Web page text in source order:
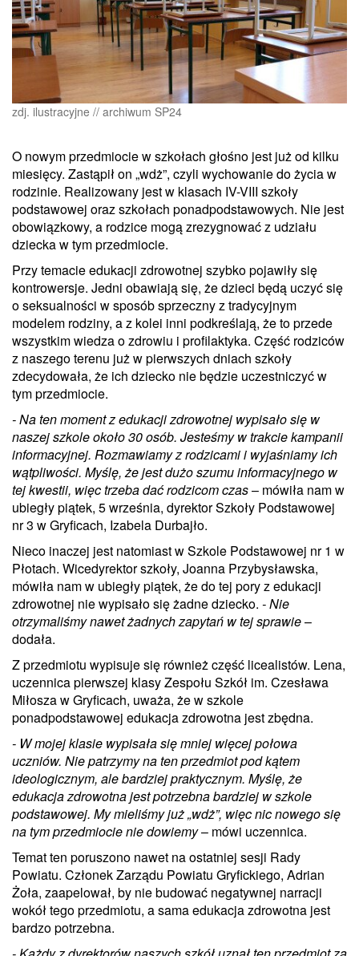
zdj. ilustracyjne // archiwum SP24
O nowym przedmiocie w szkołach głośno jest już od kilku
miesięcy. Zastąpił on „wdż”, czyli wychowanie do życia w
rodzinie. Realizowany jest w klasach IV-VIII szkoły
podstawowej oraz szkołach ponadpodstawowych. Nie jest
obowiązkowy, a rodzice mogą zrezygnować z udziału
dziecka w tym przedmiocie.
Przy temacie edukacji zdrowotnej szybko pojawiły się
kontrowersje. Jedni obawiają się, że dzieci będą uczyć się
o seksualności w sposób sprzeczny z tradycyjnym
modelem rodziny, a z kolei inni podkreślają, że to przede
wszystkim wiedza o zdrowiu i profilaktyka. Część rodziców
z naszego terenu już w pierwszych dniach szkoły
zdecydowała, że ich dziecko nie będzie uczestniczyć w
tym przedmiocie.
- Na ten moment z edukacji zdrowotnej wypisało się w
naszej szkole około 30 osób. Jesteśmy w trakcie kampanii
informacyjnej. Rozmawiamy z rodzicami i wyjaśniamy ich
wątpliwości. Myślę, że jest dużo szumu informacyjnego w
tej kwestii, więc trzeba dać rodzicom czas– mówiła nam w
ubiegły piątek, 5 września, dyrektor Szkoły Podstawowej
nr 3 w Gryficach, Izabela Durbajło.
Nieco inaczej jest natomiast w Szkole Podstawowej nr 1 w
Płotach. Wicedyrektor szkoły, Joanna Przybysławska,
mówiła nam w ubiegły piątek, że do tej pory z edukacji
zdrowotnej nie wypisało się żadne dziecko. - Nie
otrzymaliśmy nawet żadnych zapytań w tej sprawie–
dodała.
Z przedmiotu wypisuje się również część licealistów. Lena,
uczennica pierwszej klasy Zespołu Szkół im. Czesława
Miłosza w Gryficach, uważa, że w szkole
ponadpodstawowej edukacja zdrowotna jest zbędna.
- W mojej klasie wypisała się mniej więcej połowa
uczniów. Nie patrzymy na ten przedmiot pod kątem
ideologicznym, ale bardziej praktycznym. Myślę, że
edukacja zdrowotna jest potrzebna bardziej w szkole
podstawowej. My mieliśmy już „wdż”, więc nic nowego się
na tym przedmiocie nie dowiemy– mówi uczennica.
Temat ten poruszono nawet na ostatniej sesji Rady
Powiatu. Członek Zarządu Powiatu Gryfickiego, Adrian
Żoła, zaapelował, by nie budować negatywnej narracji
wokół tego przedmiotu, a sama edukacja zdrowotna jest
bardzo potrzebna.